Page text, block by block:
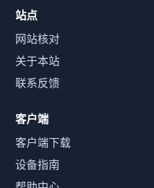
站点
网站核对
关于本站
联系反馈
客户端
客户端下载
设备指南